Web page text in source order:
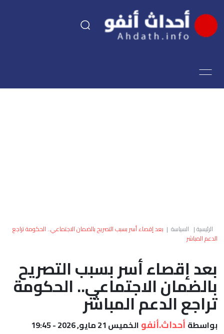
اقتصاد
العالم
الصحراء
الرئيسية| السياسة | بعد إقصاء أسر بسبب التصريح بالضمان الاجتماعي.. الحكومة تراجع
الدعم المباشر
بعد إقصاء أسر بسبب التصريح
بالضمان الاجتماعي.. الحكومة
تراجع الدعم المباشر
بواسطة أحداث.أنفو الخميس 21 مايو, 2026 - 19:45